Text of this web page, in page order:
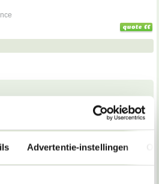
Advertentie-instellingen
tot de vagina, niet bedoeld
Bij penetratie gaat er eerder wat
waardoor er bloed met het
partij in aanraking
penetrator loopt ook meer risico
schuren dan. Bloedcontact is